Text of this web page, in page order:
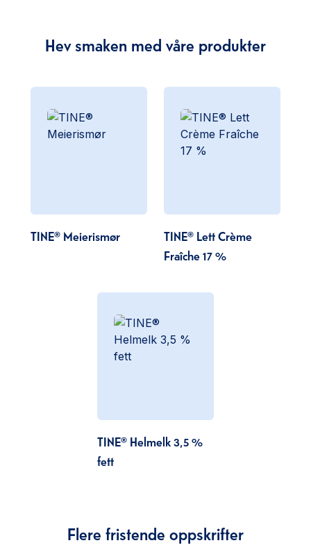
Hev smaken med våre produkter
TINE® Meierismør
TINE® Lett Crème
Fraîche 17 %
TINE® Helmelk 3,5 %
fett
Flere fristende oppskrifter